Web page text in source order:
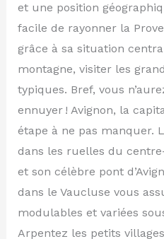
et une position
facile de rayonner la
grâce à sa situation
montagne, visiter les
typiques. Bref, vous
ennuyer ! Avignon, la
étape à ne pas manquer.
dans les ruelles du
et son célèbre pont
dans le Vaucluse vous
modulables et variées
Arpentez les petits